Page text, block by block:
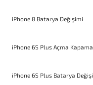
iPhone 8 Batarya Değişimi
iPhone 6S Plus Açma
iPhone 6S Plus Batarya